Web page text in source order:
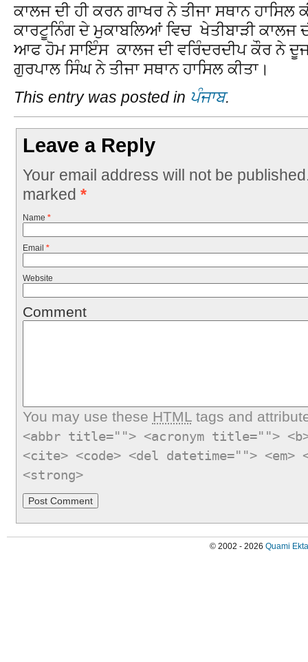
ਕਾਲਜ ਦੀ ਹੀ ਕਰਨ ਗਾਖਰ ਨੇ ਤੀਜਾ ਸਥਾਨ ਹਾਸਿਲ
ਕਾਰਟੂਨਿੰਗ ਦੇ ਮੁਕਾਬਲਿਆਂ ਵਿਚ ਖੇਤੀਬਾੜੀ ਕਾਲਜ
ਆਫ ਹੋਮ ਸਾਇੰਸ ਕਾਲਜ ਦੀ ਵਰਿੰਦਰਦੀਪ ਕੌਰ ਨੇ
ਗੁਰਪਾਲ ਸਿੰਘ ਨੇ ਤੀਜਾ ਸਥਾਨ ਹਾਸਿਲ ਕੀਤਾ।
This entry was posted in ਪੰਜਾਬ.
Leave a Reply
Your email address will not be
marked *
Name *
Email *
Website
Comment
You may use these HTMLtags and
<abbr title=""> <acronym title="">
<cite> <code> <del datetime="">
<strong>
© 2002 - 2026 Quami